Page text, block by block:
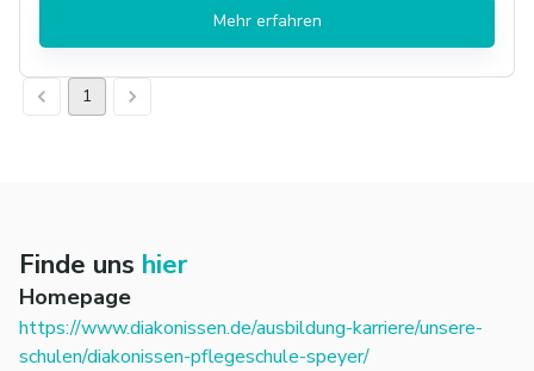
Mehr erfahren
1
Finde uns hier
Homepage
https://www.diakonissen.de/ausbildung-karriere/unsere-
schulen/diakonissen-pflegeschule-speyer/